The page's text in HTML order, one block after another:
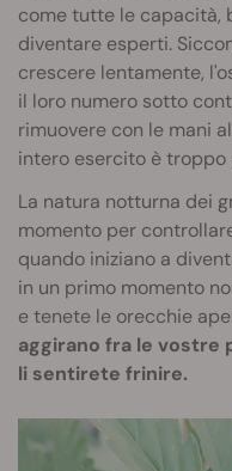
come tutte le capacità,
diventare esperti.
crescere lentamente,
il loro numero sotto
rimuovere con le mani
intero esercito è
La natura notturna dei
momento per
quando iniziano a
in un primo momento
e tenete le orecchie
aggirano fra le vostre
li sentirete frinire.